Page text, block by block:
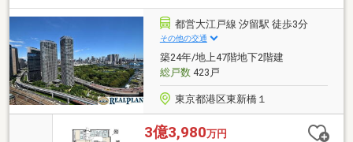
都営大江戸線 汐留駅 徒歩3分
その他の交通
築24年/地上47階地下2階建
総戸数423戸
東京都港区東新橋１
3億3,980万円